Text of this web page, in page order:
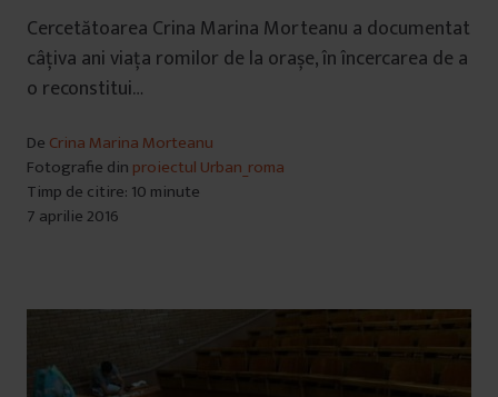
Cercetătoarea Crina Marina Morteanu a documentat
câțiva ani viața romilor de la orașe, în încercarea de a
o reconstitui…
De Crina Marina Morteanu
Fotografie din proiectul Urban_roma
Timp de citire: 10 minute
7 aprilie 2016